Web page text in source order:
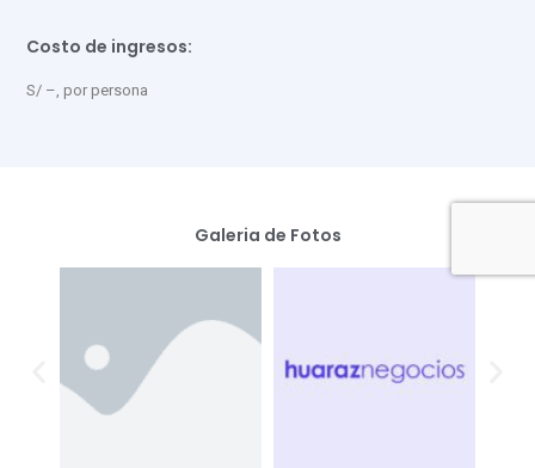
Costo de ingresos:
S/ –, por persona
Galeria de Fotos